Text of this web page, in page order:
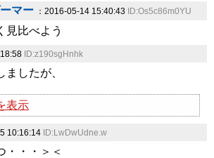
マー ：2016-05-14 15:40:43 ID:Os5c86m0YU
見比べよう
ID:z190sgHnhk
したが、
表示
10:16:14 ID:LwDwUdne.w
・・・＞＜